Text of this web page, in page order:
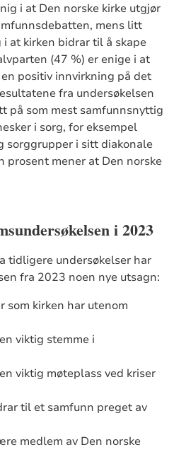
i at Den norske kirke utgjør
mens litt
i at kirken bidrar til å skape
(47 %) er enige i at
positiv innvirkning på det
fra undersøkelsen
på som mest samfunnsnyttig
i sorg, for eksempel
sorggrupper i sitt diakonale
prosent mener at Den norske
i 2023
tidligere undersøkelser har
fra 2023 noen nye utsagn:
som kirken har utenom
viktig stemme i
viktig møteplass ved kriser
til et samfunn preget av
medlem av Den norske